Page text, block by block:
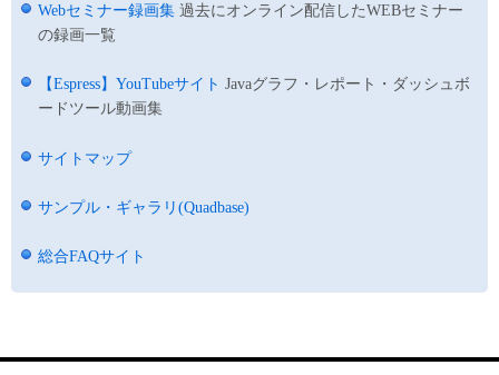
Webセミナー録画集 過去にオンライン配信したWEBセミナー
の録画一覧
【Espress】YouTubeサイト Javaグラフ・レポート・ダッシュボ
ードツール動画集
サイトマップ
サンプル・ギャラリ(Quadbase)
総合FAQサイト